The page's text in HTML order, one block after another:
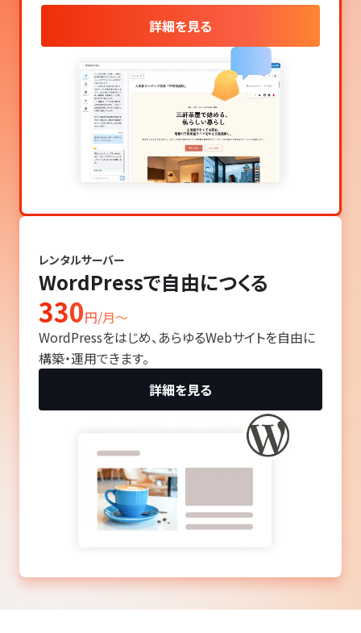
詳細を見る
レンタルサーバー
WordPressで自由につくる
330円/月〜
WordPressをはじめ、あらゆるWebサイトを自由に
構築・運用できます。
詳細を見る